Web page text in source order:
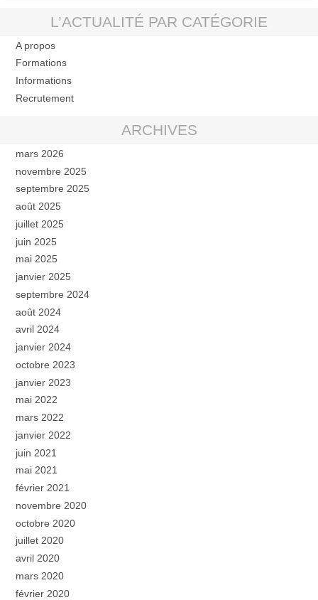
L’ACTUALITÉ PAR CATÉGORIE
A propos
Formations
Informations
Recrutement
ARCHIVES
mars 2026
novembre 2025
septembre 2025
août 2025
juillet 2025
juin 2025
mai 2025
janvier 2025
septembre 2024
août 2024
avril 2024
janvier 2024
octobre 2023
janvier 2023
mai 2022
mars 2022
janvier 2022
juin 2021
mai 2021
février 2021
novembre 2020
octobre 2020
juillet 2020
avril 2020
mars 2020
février 2020